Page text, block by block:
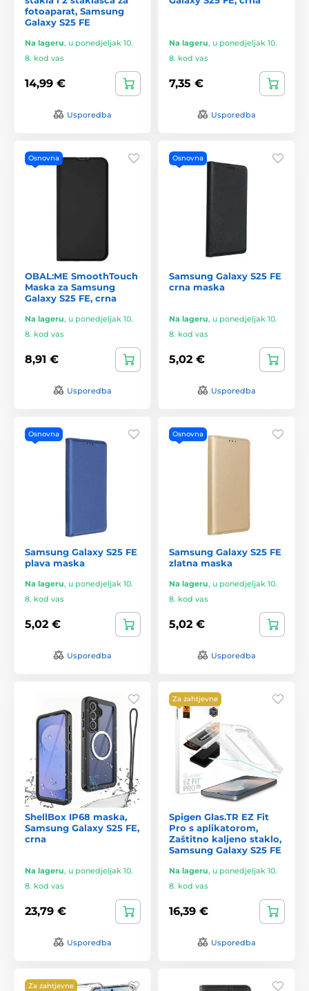
fotoaparat, Samsung
Galaxy S25 FE
Na lageru, u ponedjeljak 10.
8. kod vas
14,99 €
Usporedba
Na lageru, u ponedjeljak 10.
8. kod vas
7,35 €
Usporedba
Osnovna
OBAL:ME SmoothTouch
Maska za Samsung
Galaxy S25 FE, crna
Na lageru, u ponedjeljak 10.
8. kod vas
8,91 €
Usporedba
Osnovna
Samsung Galaxy S25 FE
crna maska
Na lageru, u ponedjeljak 10.
8. kod vas
5,02 €
Usporedba
Osnovna
Samsung Galaxy S25 FE
plava maska
Na lageru, u ponedjeljak 10.
8. kod vas
5,02 €
Usporedba
Osnovna
Samsung Galaxy S25 FE
zlatna maska
Na lageru, u ponedjeljak 10.
8. kod vas
5,02 €
Usporedba
ShellBox IP68 maska,
Samsung Galaxy S25 FE,
crna
Na lageru, u ponedjeljak 10.
8. kod vas
23,79 €
Usporedba
Za zahtjevne
Spigen Glas.TR EZ Fit
Pro s aplikatorom,
Zaštitno kaljeno staklo,
Samsung Galaxy S25 FE
Na lageru, u ponedjeljak 10.
8. kod vas
16,39 €
Usporedba
Za zahtjevne